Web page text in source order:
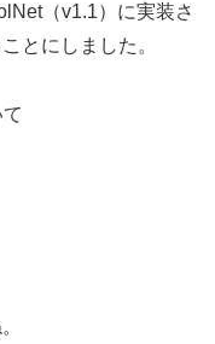
（v1.1）に実装さ
とにしました。